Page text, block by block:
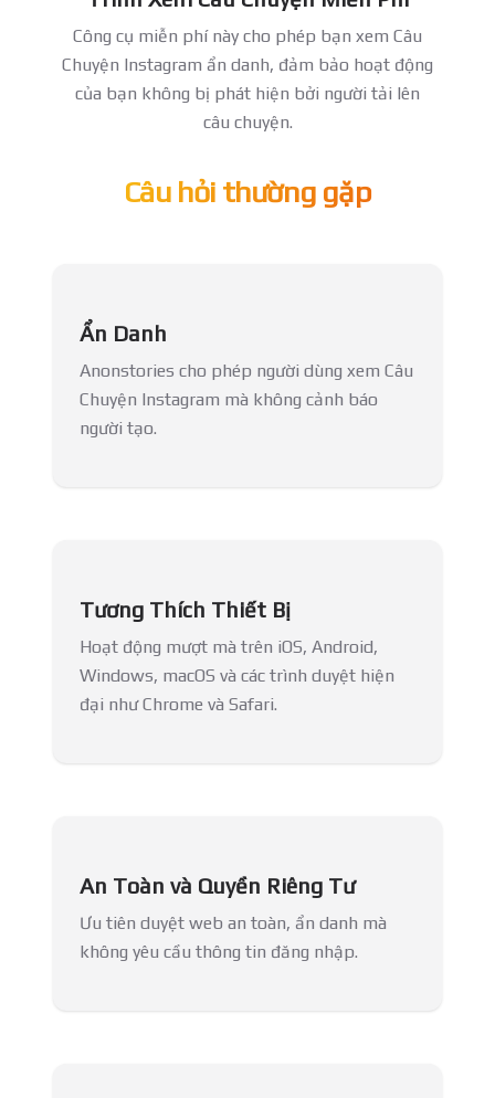
Công cụ miễn phí này cho phép bạn xem Câu
Chuyện Instagram ẩn danh, đảm bảo hoạt động
của bạn không bị phát hiện bởi người tải lên
câu chuyện.
Câu hỏi thường gặp
Ẩn Danh
Anonstories cho phép người dùng xem Câu
Chuyện Instagram mà không cảnh báo
người tạo.
Tương Thích Thiết Bị
Hoạt động mượt mà trên iOS, Android,
Windows, macOS và các trình duyệt hiện
đại như Chrome và Safari.
An Toàn và Quyền Riêng Tư
Ưu tiên duyệt web an toàn, ẩn danh mà
không yêu cầu thông tin đăng nhập.